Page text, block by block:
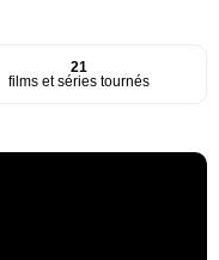
21
films et séries tournés